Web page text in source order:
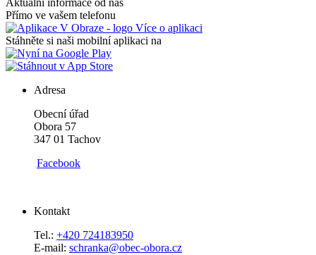
Aktuální informace od nás
Přímo ve vašem telefonu
Více o aplikaci
Stáhněte si naši mobilní aplikaci na
Adresa
Obecní úřad
Obora 57
347 01 Tachov
Facebook
Kontakt
Tel.: +420 724183950
E-mail: schranka@obec-obora.cz